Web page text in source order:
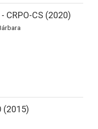
CRPO-CS (2020)
(2015)